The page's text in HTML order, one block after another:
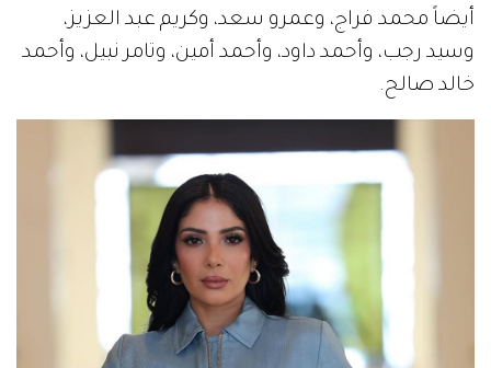
أيضاً محمد فراج، وعمرو سعد، وكريم عبد العزيز،
وسيد رجب، وأحمد داود، وأحمد أمين، وتامر نبيل، وأحمد
خالد صالح.